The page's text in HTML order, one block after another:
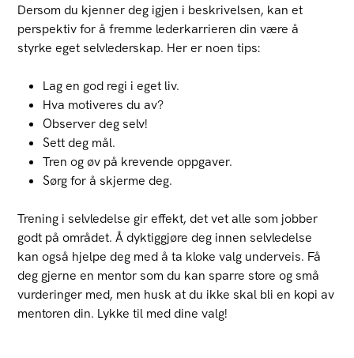
Dersom du kjenner deg igjen i beskrivelsen, kan et
perspektiv for å fremme lederkarrieren din være å
styrke eget selvlederskap. Her er noen tips:
Lag en god regi i eget liv.
Hva motiveres du av?
Observer deg selv!
Sett deg mål.
Tren og øv på krevende oppgaver.
Sørg for å skjerme deg.
Trening i selvledelse gir effekt, det vet alle som jobber
godt på området. Å dyktiggjøre deg innen selvledelse
kan også hjelpe deg med å ta kloke valg underveis. Få
deg gjerne en mentor som du kan sparre store og små
vurderinger med, men husk at du ikke skal bli en kopi av
mentoren din. Lykke til med dine valg!